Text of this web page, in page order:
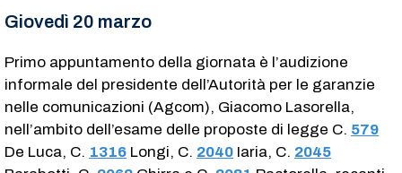
Giovedì 20 marzo
Primo appuntamento della giornata è l’audizione
informale del presidente dell’Autorità per le garanzie
nelle comunicazioni (Agcom), Giacomo Lasorella,
nell’ambito dell’esame delle proposte di legge C. 579
De Luca, C. 1316 ​ Longi, C. 2040 ​ Iaria, C. 2045